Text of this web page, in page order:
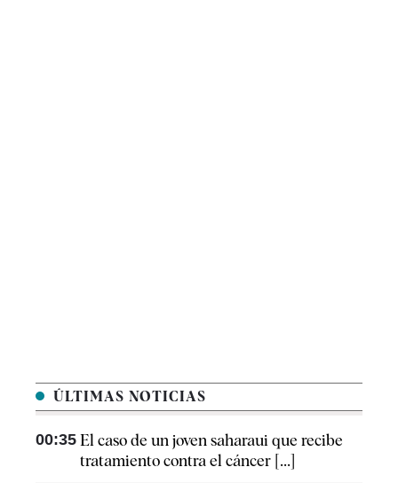
ÚLTIMAS NOTICIAS
00:35 El caso de un joven saharaui que recibe
tratamiento contra el cáncer [...]